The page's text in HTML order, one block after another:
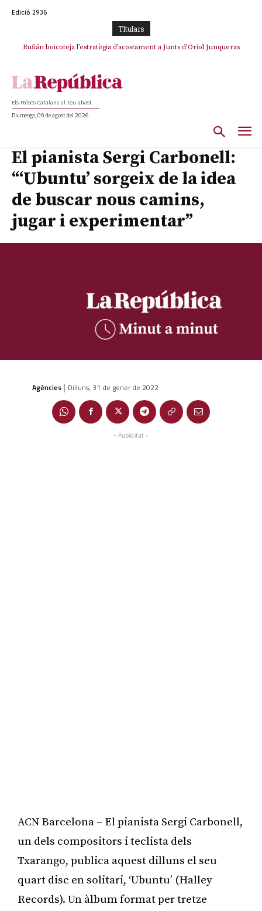
Edició 2936
TItulars
Rufián boicoteja l’estratègia d’acostament a Junts d’Oriol Junqueras
Rufián dinamita la unitat independentista amb un atac frontal al retorn
Els Països Catalans al teu abast
Diumenge, 09 de agost del 2026
El pianista Sergi Carbonell:
“‘Ubuntu’ sorgeix de la idea
de buscar nous camins,
jugar i experimentar”
Agències | Dilluns, 31 de gener de 2022
- Publicitat -
ACN Barcelona – El pianista Sergi Carbonell,
un dels compositors i teclista dels
Txarango, publica aquest dilluns el seu
quart disc en solitari, ‘Ubuntu’ (Halley
Records). Un àlbum format per tretze